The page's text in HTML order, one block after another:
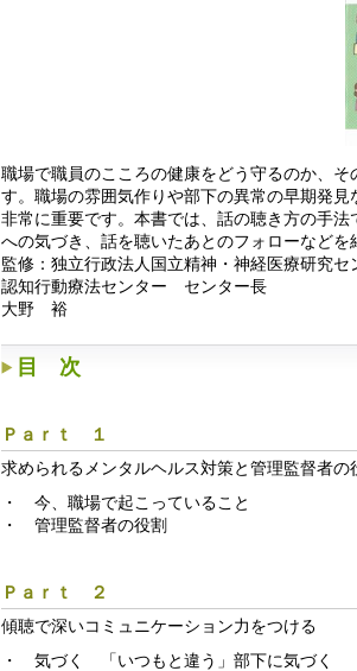
職場で職員のこころの健康をどう守るのか、
す。職場の雰囲気作りや部下の異常の早期発
非常に重要です。本書では、話の聴き方の手
への気づき、話を聴いたあとのフォローなどを
監修：独立行政法人国立精神・神経医療研究セ
認知行動療法センター センター長
大野 裕
目 次
Ｐａｒｔ １
求められるメンタルヘルス対策と管理監督者の
・ 今、職場で起こっていること
・ 管理監督者の役割
Ｐａｒｔ ２
傾聴で深いコミュニケーション力をつける
・ 気づく 「いつもと違う」部下に気づく